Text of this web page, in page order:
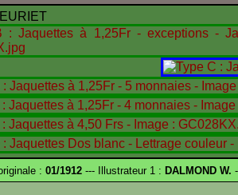
: 01/1912 --- Illustrateur 1 : DALMOND W.